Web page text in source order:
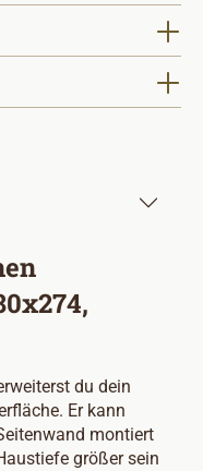
du dein
Er kann
montiert
größer sein